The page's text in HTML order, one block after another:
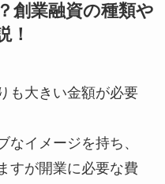
創業融資の種類や
！
も大きい金額が必要
なイメージを持ち、
すが開業に必要な費